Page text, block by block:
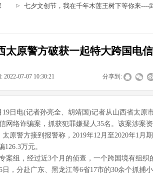
七夕文创节，我在千年木莲王树下等你来----
太原警方破获一起特大跨国电
2022-07-07 10:30:21 分享到:
19日电(记者孙亮全、胡靖国)记者从山西省太原
网络诈骗案，抓获犯罪嫌疑人35名。该案涉案
太原警方接到报警称，2019年12月至2020年1月
126.3万元。
案组，经过近3个月的侦查，一个跨国境有组
日，分赴广东、黑龙江等6省17市的30余个抓捕